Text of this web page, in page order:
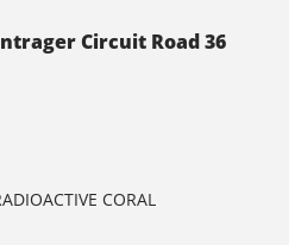
Circuit Road 36
CORAL